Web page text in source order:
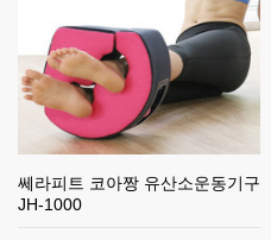
쎄라피트 코아짱 유산소운동기구
JH-1000